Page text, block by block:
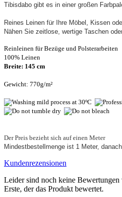
Tibisdabo gibt es in einer großen
Reines Leinen für Ihre Möbel, Kissen
Nähen Sie zeitlose, wertige Taschen
Reinleinen für Bezüge und Polsterarbeiten
100% Leinen
Breite: 145 cm
Gewicht: 770g/m²
Der Preis bezieht sich auf einen Meter
Mindestbestellmenge ist 1 Meter,
Kundenrezensionen
Leider sind noch keine Bewertungen
Erste, der das Produkt bewertet.